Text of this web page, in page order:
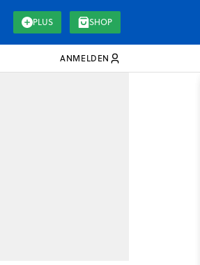
PLUS SHOP
ANMELDEN